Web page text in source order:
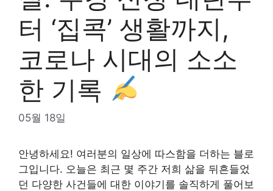
터 ‘집콕’ 생활까지,
코로나 시대의 소소
한 기록
05월 18일
안녕하세요! 여러분의 일상에 따스함을 더하는 블로
그입니다. 오늘은 최근 몇 주간 저희 삶을 뒤흔들었
던 다양한 사건들에 대한 이야기를 솔직하게 풀어보